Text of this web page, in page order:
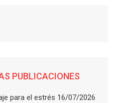
PUBLICACIONES
para el estrés 16/07/2026